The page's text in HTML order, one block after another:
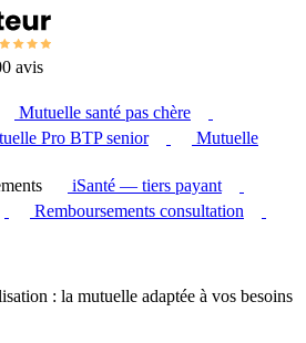
avis
Mutuelle santé pas chère
Pro BTP senior
Mutuelle
iSanté — tiers payant
Remboursements consultation
: la mutuelle adaptée à vos besoins